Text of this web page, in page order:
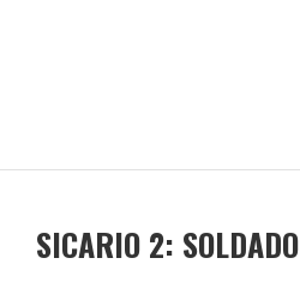
SICARIO 2: SOLDADO